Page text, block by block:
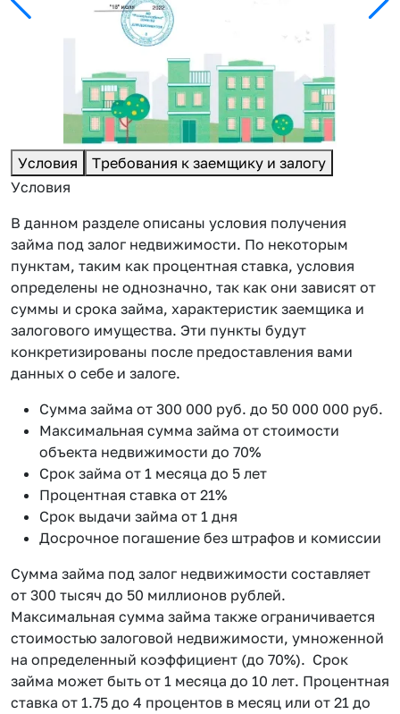
Условия
Требования к заемщику и залогу
Условия
В данном разделе описаны условия получения
займа под залог недвижимости. По некоторым
пунктам, таким как процентная ставка, условия
определены не однозначно, так как они зависят от
суммы и срока займа, характеристик заемщика и
залогового имущества. Эти пункты будут
конкретизированы после предоставления вами
данных о себе и залоге.
Сумма займа от 300 000 руб. до 50 000 000 руб.
Максимальная сумма займа от стоимости
объекта недвижимости до 70%
Срок займа от 1 месяца до 5 лет
Процентная ставка от 21%
Срок выдачи займа от 1 дня
Досрочное погашение без штрафов и комиссии
Сумма займа под залог недвижимости составляет
от 300 тысяч до 50 миллионов рублей.
Максимальная сумма займа также ограничивается
стоимостью залоговой недвижимости, умноженной
на определенный коэффициент (до 70%). Срок
займа может быть от 1 месяца до 10 лет. Процентная
ставка от 1.75 до 4 процентов в месяц или от 21 до